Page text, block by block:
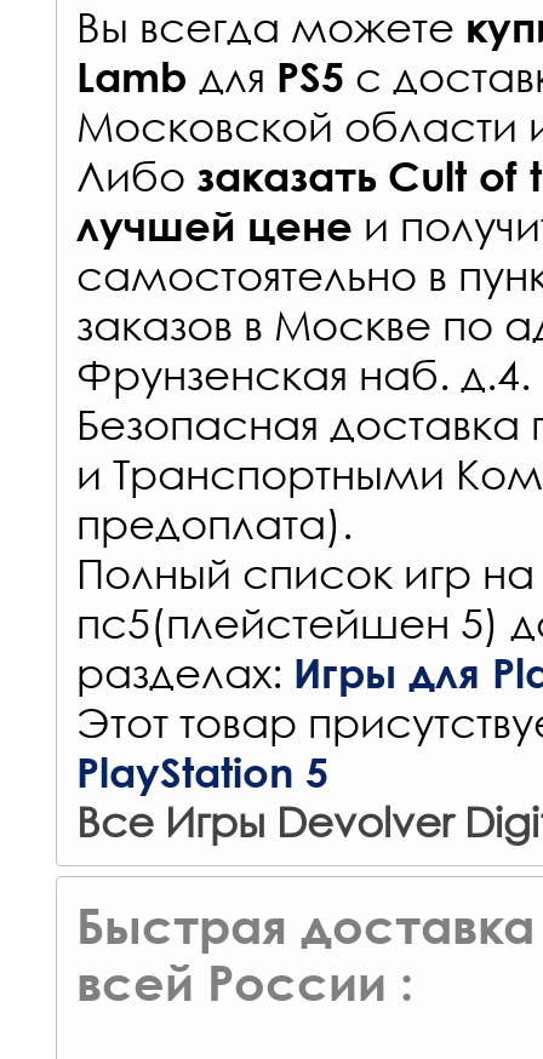
Вы всегда можете
Lamb для PS5 с
Московской области
Либо заказать Cult of
лучшей цене и
самостоятельно в
заказов в Москве по
Фрунзенская наб. д.4.
Безопасная
и Транспортными
предоплата).
Полный список игр на
пс5(плейстейшен 5)
разделах: Игры для
Этот товар
PlayStation 5
Все Игры Devolver
Быстрая доставка
всей России :